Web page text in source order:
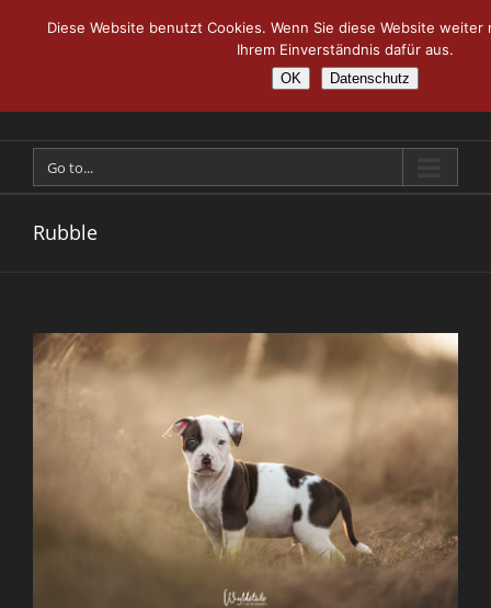
Go to...
Rubble
View
Larger
Image
Diese Website benutzt Cookies. Wenn Sie diese Website
Ihrem Einverständnis dafür aus.
OK Datenschutz